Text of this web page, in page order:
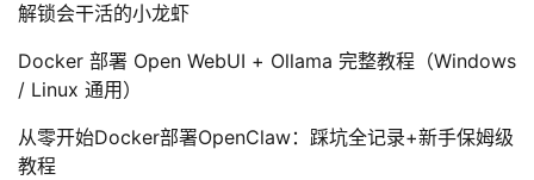
解锁会干活的小龙虾
Docker 部署 Open WebUI + Ollama 完整教程（Windows
/ Linux 通用）
从零开始Docker部署OpenClaw：踩坑全记录+新手保姆级
教程